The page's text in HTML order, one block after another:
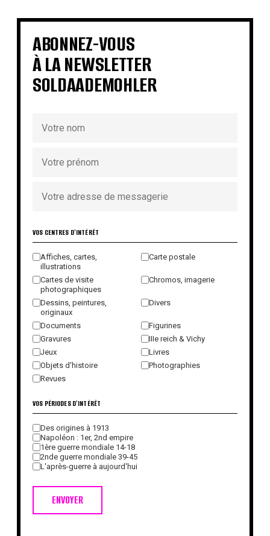
€ € €
€
€
€ €
ABONNEZ-VOUS
À LA NEWSLETTER
SOLDAADEMOHLER
VOS CENTRES D'INTÉRÊT
Affiches, cartes,
illustrations
Carte postale
Cartes de visite
photographiques
Chromos, imagerie
Dessins, peintures,
originaux
Divers
Documents
Figurines
Gravures
IIIe reich & Vichy
Jeux
Livres
Objets d'histoire
Photographies
Revues
ENVOYER
VOS PÉRIODES D'INTÉRÊT
Des origines à 1913
Napoléon : 1er, 2nd empire
1ère guerre mondiale 14-18
2nde guerre mondiale 39-45
L'après-guerre à aujourd'hui